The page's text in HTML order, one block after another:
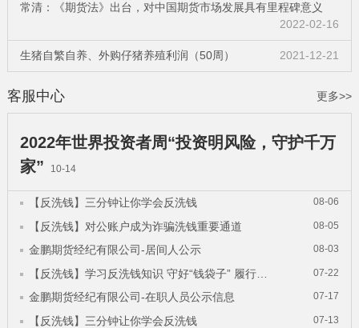
常清：《期货法》出台，对中国期货市场发展具有里程碑意义
2022-02-16
生猪自繁自养、外购仔猪养殖利润（50周） 2021-12-21
客服中心 更多>>
2022年世界投资者周“投资明风险，守护千万
家”
10-14
【反洗钱】三分钟让你学会反洗钱 08-06
【反洗钱】对公账户成为诈骗洗钱重要通道 08-05
金鹏期货经纪有限公司-居间人公示 08-03
【反洗钱】学习反洗钱知识 守好“钱袋子” 履行反洗钱义务 守好“ 07-22
金鹏期货经纪有限公司-在职人员公示信息 07-17
【反洗钱】三分钟让你学会反洗钱 07-13